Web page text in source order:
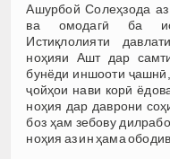
Ашурбой Солеҳзода аз
ва омодагӣ ба
Истиқлолияти
ноҳияи Ашт дар
бунёди иншооти
ҷойҳои нави корӣ
ноҳия дар даврони
боз ҳам зебову
ноҳия аз ин ҳама